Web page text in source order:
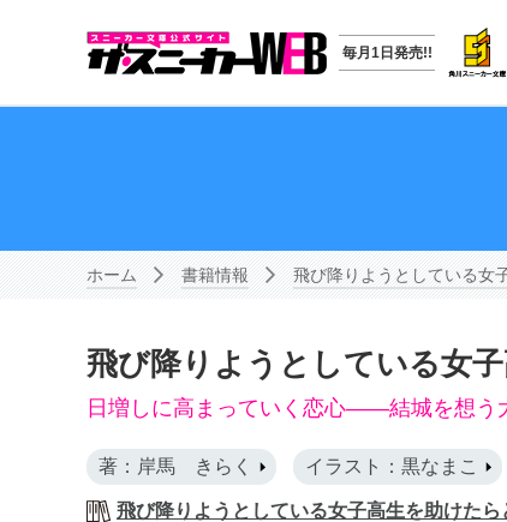
毎月1日発売!!
ホーム 書籍情報 飛び降りようとしている女
飛び降りようとしている女
日増しに高まっていく恋心――結城を想う
著：岸馬 きらく イラスト：黒なまこ
飛び降りようとしている女子高生を助けたら